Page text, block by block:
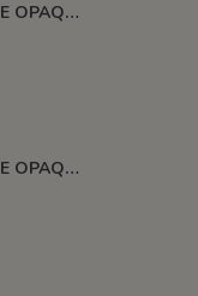
ÉMAIL FAÏENCE OPAQUE SANS PLOMB MAT GRIS MOYEN 1KG EMSP16LL
ÉMAIL FAÏENCE OPAQUE CRAQUELÉ BRILLANT BLEU ROI 5934 ancien E31018/4